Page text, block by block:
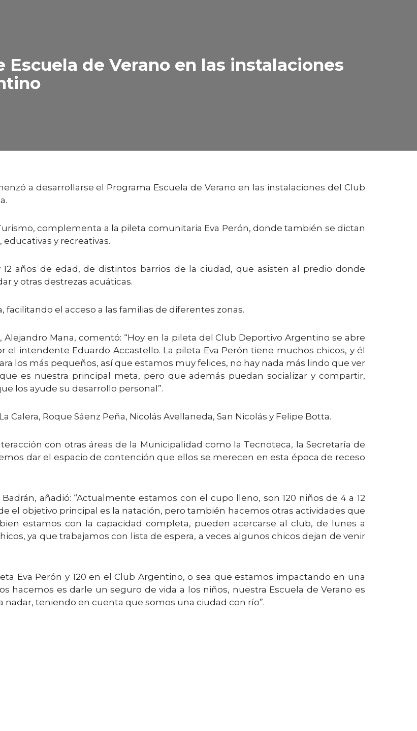
Escuela de Verano en las instalaciones
a desarrollarse el Programa Escuela de Verano en las instalaciones del Club
complementa a la pileta comunitaria Eva Perón, donde también se dictan
y recreativas.
años de edad, de distintos barrios de la ciudad, que asisten al predio donde
y otras destrezas acuáticas.
facilitando el acceso a las familias de diferentes zonas.
Mana, comentó: “Hoy en la pileta del Club Deportivo Argentino se abre
el intendente Eduardo Accastello. La pileta Eva Perón tiene muchos chicos, y él
los más pequeños, así que estamos muy felices, no hay nada más lindo que ver
es nuestra principal meta, pero que además puedan socializar y compartir,
los ayude su desarrollo personal”.
Calera, Roque Sáenz Peña, Nicolás Avellaneda, San Nicolás y Felipe Botta.
con otras áreas de la Municipalidad como la Tecnoteca, la Secretaría de
dar el espacio de contención que ellos se merecen en esta época de receso
añadió: “Actualmente estamos con el cupo lleno, son 120 niños de 4 a 12
el objetivo principal es la natación, pero también hacemos otras actividades que
estamos con la capacidad completa, pueden acercarse al club, de lunes a
ya que trabajamos con lista de espera, a veces algunos chicos dejan de venir
Eva Perón y 120 en el Club Argentino, o sea que estamos impactando en una
hacemos es darle un seguro de vida a los niños, nuestra Escuela de Verano es
nadar, teniendo en cuenta que somos una ciudad con río”.